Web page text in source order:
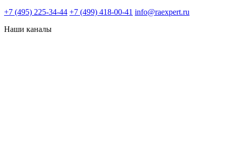
+7 (495) 225-34-44 +7 (499) 418-00-41 info@raexpert.ru
Наши каналы